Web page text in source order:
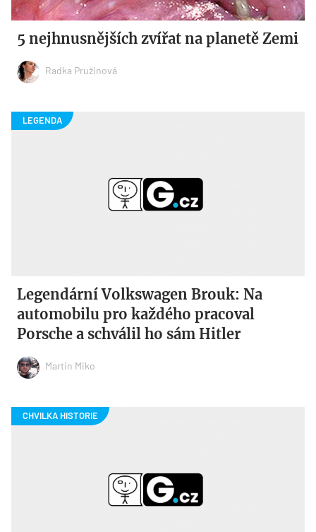
5 nejhnusnějších zvířat na planetě Zemi
Radka Pružinová
Legendární Volkswagen Brouk: Na
automobilu pro každého pracoval
Porsche a schválil ho sám Hitler
Martin Miko